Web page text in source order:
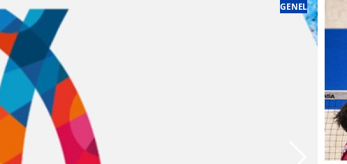
GENEL